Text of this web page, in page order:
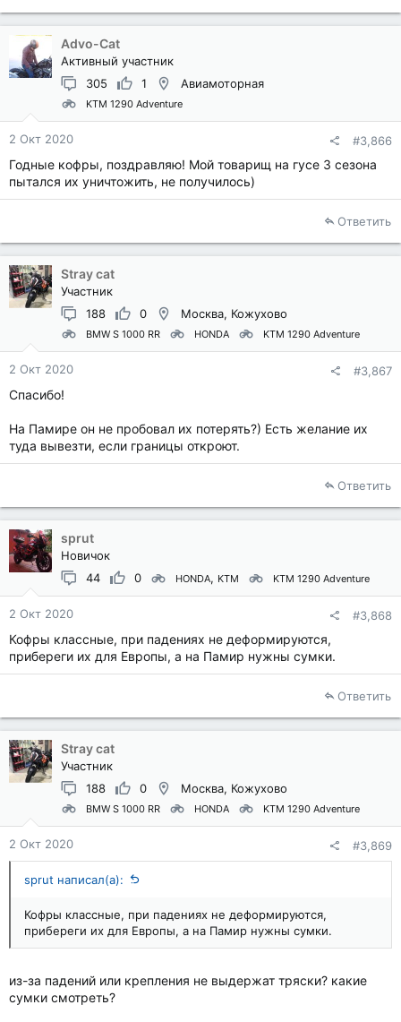
Advo-Cat
Активный участник
305
1 Авиамоторная
KTM 1290 Adventure
2 Окт 2020 #3,866
Годные кофры, поздравляю! Мой товарищ на гусе 3 сезона
пытался их уничтожить, не получилось)
Ответить
Stray cat
Участник
188
0 Москва, Кожухово
BMW S 1000 RR HONDA KTM 1290 Adventure
2 Окт 2020 #3,867
Спасибо!
На Памире он не пробовал их потерять?) Есть желание их
туда вывезти, если границы откроют.
Ответить
sprut
Новичок
44
0 HONDA KTM KTM 1290 Adventure
2 Окт 2020 #3,868
Кофры классные, при падениях не деформируются,
прибереги их для Европы, а на Памир нужны сумки.
Ответить
Stray cat
Участник
188
0 Москва, Кожухово
BMW S 1000 RR HONDA KTM 1290 Adventure
2 Окт 2020 #3,869
sprut написал(а):
Кофры классные, при падениях не деформируются,
прибереги их для Европы, а на Памир нужны сумки.
из-за падений или крепления не выдержат тряски? какие
сумки смотреть?